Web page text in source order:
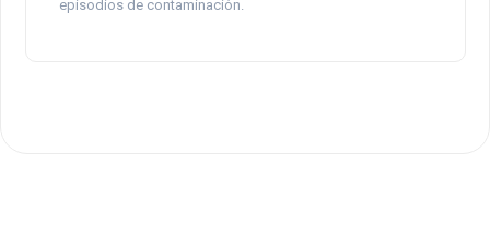
episodios de contaminación.